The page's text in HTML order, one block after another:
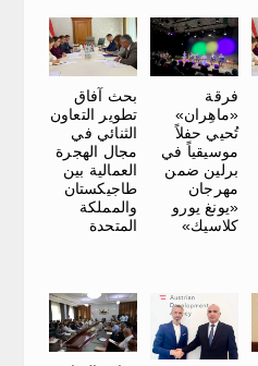
فرقة
«ماهِران»
تُحيي حفلاً
موسيقياً في
برلين ضمن
مهرجان
«يونغ يورو
كلاسيك»
بحث آفاق
تطوير التعاون
الثنائي في
مجال الهجرة
العمالية بين
طاجيكستان
والمملكة
المتحدة